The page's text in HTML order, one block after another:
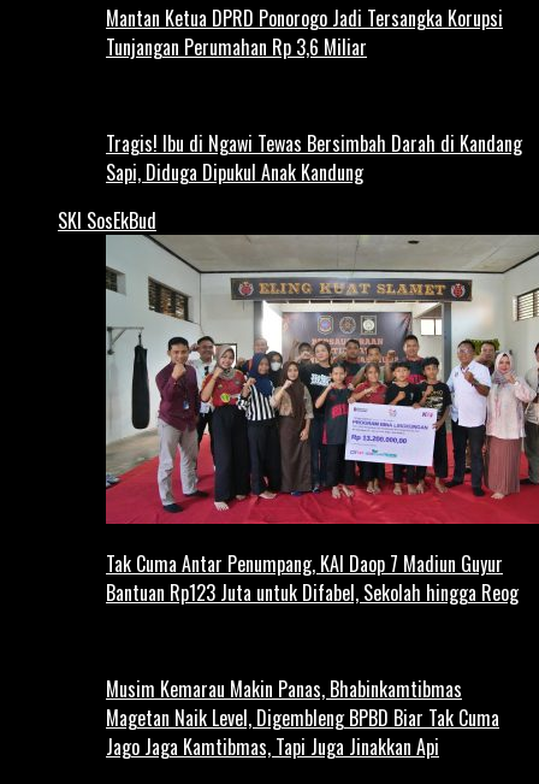
Mantan Ketua DPRD Ponorogo Jadi Tersangka Korupsi
Tunjangan Perumahan Rp 3,6 Miliar
Tragis! Ibu di Ngawi Tewas Bersimbah Darah di Kandang
Sapi, Diduga Dipukul Anak Kandung
SKI SosEkBud
Tak Cuma Antar Penumpang, KAI Daop 7 Madiun Guyur
Bantuan Rp123 Juta untuk Difabel, Sekolah hingga Reog
Musim Kemarau Makin Panas, Bhabinkamtibmas
Magetan Naik Level, Digembleng BPBD Biar Tak Cuma
Jago Jaga Kamtibmas, Tapi Juga Jinakkan Api